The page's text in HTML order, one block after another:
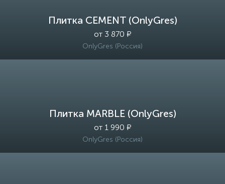
Плитка CEMENT (OnlyGres)
от 3 870 ₽
OnlyGres (Россия)
Плитка MARBLE (OnlyGres)
от 1 990 ₽
OnlyGres (Россия)